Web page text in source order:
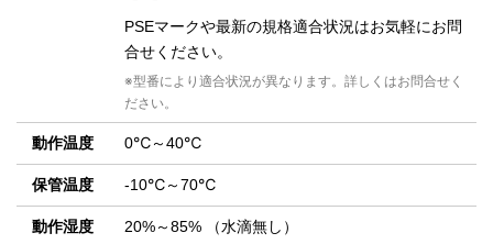
PSEマークや最新の規格適合状況はお気軽にお問
合せください。
※型番により適合状況が異なります。詳しくはお問合せく
ださい。
動作温度 0℃～40℃
保管温度 -10℃～70℃
動作湿度 20%～85% （水滴無し）